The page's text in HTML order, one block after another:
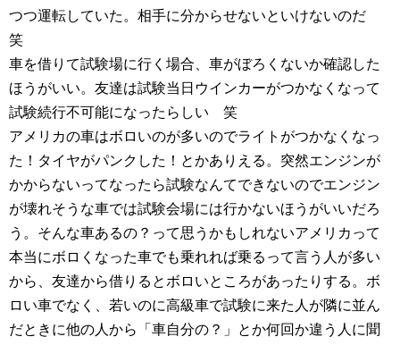
つつ運転していた。相手に分からせないといけないのだ
笑
車を借りて試験場に行く場合、車がぼろくないか確認した
ほうがいい。友達は試験当日ウインカーがつかなくなって
試験続行不可能になったらしい 笑
アメリカの車はボロいのが多いのでライトがつかなくなっ
た！タイヤがパンクした！とかありえる。突然エンジンが
かからないってなったら試験なんてできないのでエンジン
が壊れそうな車では試験会場には行かないほうがいいだろ
う。そんな車あるの？って思うかもしれないアメリカって
本当にボロくなった車でも乗れれば乗るって言う人が多い
から、友達から借りるとボロいところがあったりする。ボ
ロい車でなく、若いのに高級車で試験に来た人が隣に並ん
だときに他の人から「車自分の？」とか何回か違う人に聞